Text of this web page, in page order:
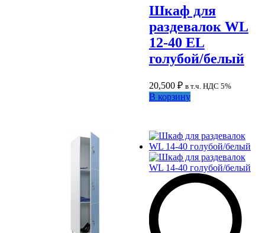
Шкаф для
раздевалок WL
12-40 EL
голубой/белый
20,500 ₽ в т.ч. НДС 5%
В корзину